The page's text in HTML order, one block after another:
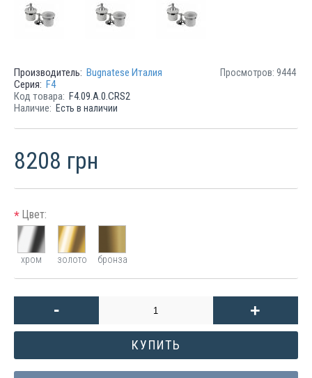
Просмотров: 9444
Производитель: Bugnatese Италия
Серия: F4
Код товара: F4.09.A.0.CRS2
Наличие: Есть в наличии
8208 грн
* Цвет:
хром золото бронза
- +
КУПИТЬ